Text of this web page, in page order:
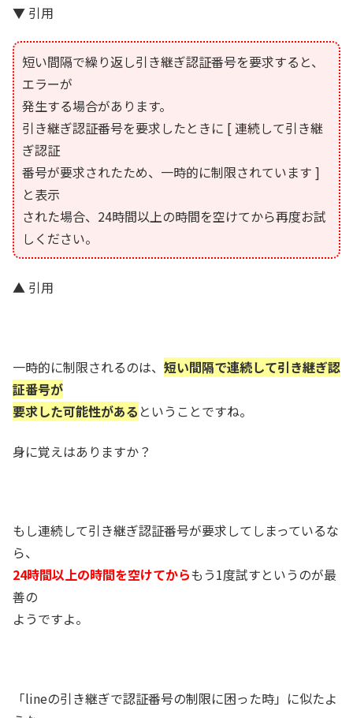
▼ 引用
短い間隔で繰り返し引き継ぎ認証番号を要求すると、
エラーが
発生する場合があります。
引き継ぎ認証番号を要求したときに [ 連続して引き継
ぎ認証
番号が要求されたため、一時的に制限されています ]
と表示
された場合、24時間以上の時間を空けてから再度お試
しください。
▲ 引用
一時的に制限されるのは、 短い間隔で連続して引き継ぎ認
証番号が
要求した可能性がある ということですね。
身に覚えはありますか？
もし連続して引き継ぎ認証番号が要求してしまっているな
ら、
24時間以上の時間を空けてからもう1度試すというのが最
善の
ようですよ。
「lineの引き継ぎで認証番号の制限に困った時」に似たよ